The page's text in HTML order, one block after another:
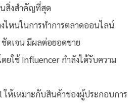
สิ่งสำคัญที่สุด
ไหนในการทำการตลาดออนไลน์
ดเจน มีผลต่อยอดขาย
ยใช้ Influencer กำลังได้รับความ
ให้เหมาะกับสินค้าของผู้ประกอบการ